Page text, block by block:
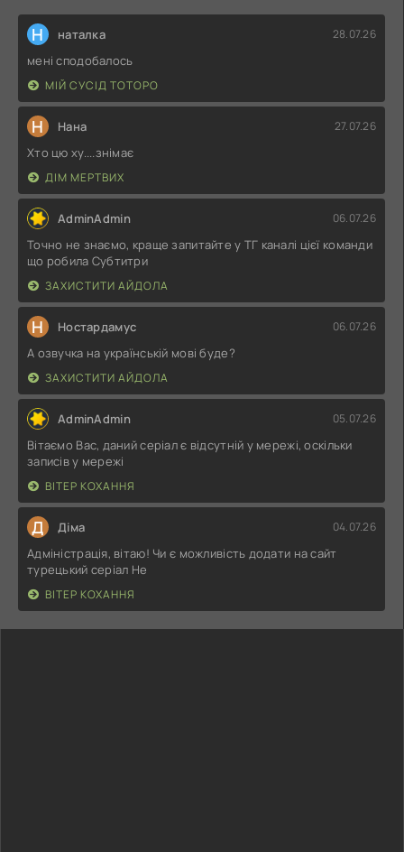
Н наталка 28.07.26
мені сподобалось
МІЙ СУСІД ТОТОРО
Н Нана 27.07.26
Хто цю ху....знімає
ДІМ МЕРТВИХ
AdminAdmin 06.07.26
Точно не знаємо, краще запитайте у ТГ каналі цієї команди
що робила Субтитри
ЗАХИСТИТИ АЙДОЛА
Н Ностардамус 06.07.26
А озвучка на українській мові буде?
ЗАХИСТИТИ АЙДОЛА
AdminAdmin 05.07.26
Вітаємо Вас, даний серіал є відсутній у мережі, оскільки
записів у мережі
ВІТЕР КОХАННЯ
Д Діма 04.07.26
Адміністрація, вітаю! Чи є можливість додати на сайт
турецький серіал Не
ВІТЕР КОХАННЯ